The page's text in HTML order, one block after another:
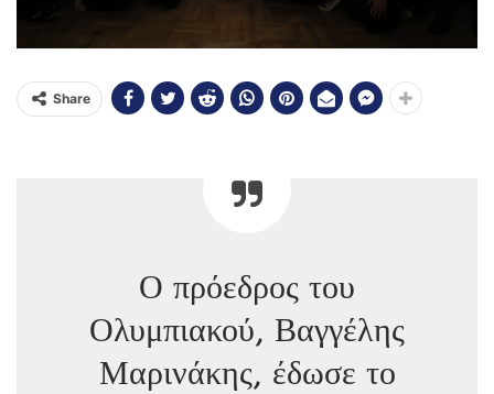
Share
Ο πρόεδρος του
Ολυμπιακού, Βαγγέλης
Μαρινάκης, έδωσε το